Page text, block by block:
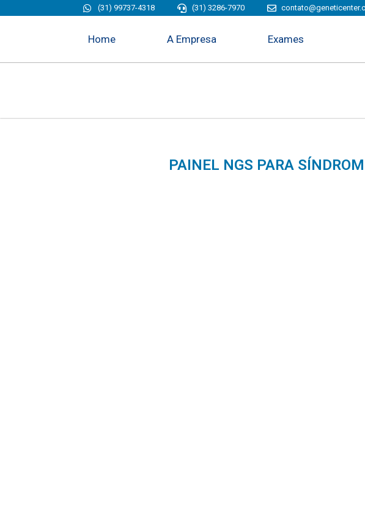
(31) 99737-4318 (31) 3286-7970
Home A Empresa Exames
PAINEL NGS PARA